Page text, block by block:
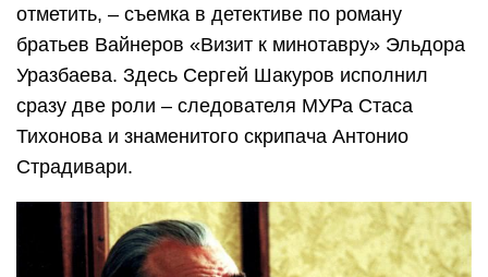
отметить, – съемка в детективе по роману
братьев Вайнеров «Визит к минотавру» Эльдора
Уразбаева. Здесь Сергей Шакуров исполнил
сразу две роли – следователя МУРа Стаса
Тихонова и знаменитого скрипача Антонио
Страдивари.